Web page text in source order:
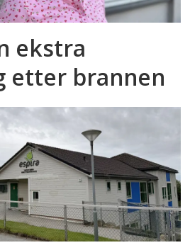
ekstra
etter brannen